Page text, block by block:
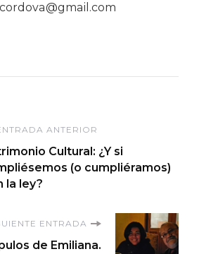
ANTERIOR
Cultural: ¿Y si
(o cumpliéramos)
la ley?
ENTRADA
de Emiliana.